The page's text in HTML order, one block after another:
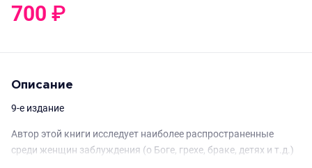
700 ₽
Описание
9-е издание
Автор этой книги исследует наиболее распространенные
среди женщин заблуждения (о Боге, грехе, браке, детях и т.д.)